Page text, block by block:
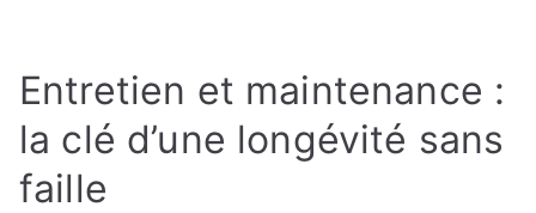
Entretien et maintenance :
la clé d’une longévité sans
faille